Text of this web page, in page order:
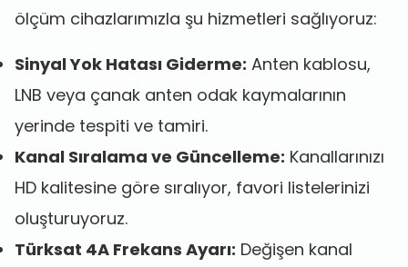
ölçüm cihazlarımızla şu hizmetleri sağlıyoruz:
Sinyal Yok Hatası Giderme: Anten kablosu,
LNB veya çanak anten odak kaymalarının
yerinde tespiti ve tamiri.
Kanal Sıralama ve Güncelleme: Kanallarınızı
HD kalitesine göre sıralıyor, favori listelerinizi
oluşturuyoruz.
Türksat 4A Frekans Ayarı: Değişen kanal